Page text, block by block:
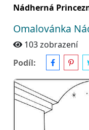
Nádherná
Omalovánka
103 zobrazení
Podíl: